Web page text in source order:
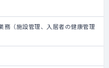
務（施設管理、入居者の健康管理